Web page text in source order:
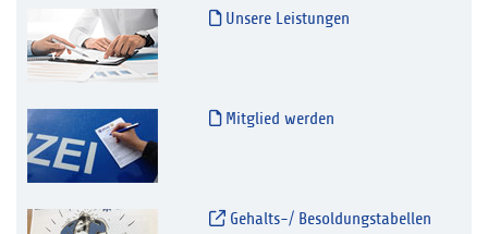
Unsere Leistungen
Mitglied werden
Gehalts-/ Besoldungstabellen